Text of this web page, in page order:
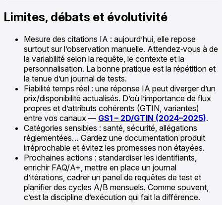
Limites, débats et évolutivité
Mesure des citations IA : aujourd’hui, elle repose
surtout sur l’observation manuelle. Attendez‑vous à de
la variabilité selon la requête, le contexte et la
personnalisation. La bonne pratique est la répétition et
la tenue d’un journal de tests.
Fiabilité temps réel : une réponse IA peut diverger d’un
prix/disponibilité actualisés. D’où l’importance de flux
propres et d’attributs cohérents (GTIN, variantes)
entre vos canaux — GS1 – 2D/GTIN (2024–2025).
Catégories sensibles : santé, sécurité, allégations
réglementées… Gardez une documentation produit
irréprochable et évitez les promesses non étayées.
Prochaines actions : standardiser les identifiants,
enrichir FAQ/A+, mettre en place un journal
d’itérations, cadrer un panel de requêtes de test et
planifier des cycles A/B mensuels. Comme souvent,
c’est la discipline d’exécution qui fait la différence.